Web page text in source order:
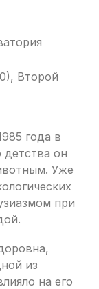
Второй
года в
детства он
Уже
при
из
на его